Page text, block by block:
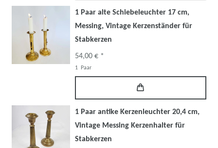
1 Paar alte Schiebeleuchter 17 cm,
Messing, Vintage Kerzenständer für
Stabkerzen
54,00 € *
1 Paar
1 Paar antike Kerzenleuchter 20,4 cm,
Vintage Messing Kerzenhalter für
Stabkerzen